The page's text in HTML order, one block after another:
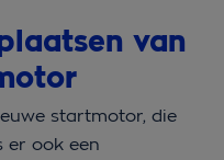
van
startmotor, die
er ook een